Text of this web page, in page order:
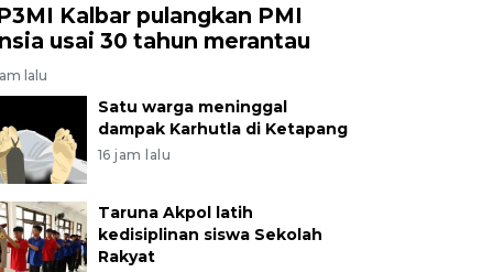
Kalbar pulangkan PMI
usai 30 tahun merantau
lalu
Satu warga meninggal
dampak Karhutla di Ketapang
16 jam lalu
Taruna Akpol latih
kedisiplinan siswa Sekolah
Rakyat